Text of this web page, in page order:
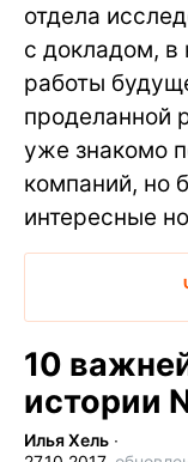
отдела
с докладом, в
работы
проделанной
уже знакомо
компаний, но
интересные
10
истории
Илья Хель ∙